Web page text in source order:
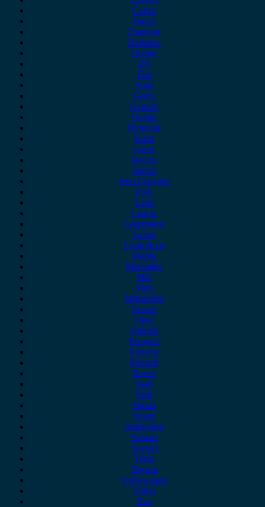
Cupra
Dacia
Daewoo
Daihatsu
Dodge
DS
Fiat
Ford
Geely
Gonow
Honda
Hyundai
Isuzu
iveco
Jaecoo
Jaguar
Jeep Chrysler
KIA
Lada
Lancia
Leapmotor
Lexus
Lynk & co
Mazda
Mercedes
MG
Mini
Mitsubishi
Nissan
Opel
Omoda
Peugeot
Porsche
Renault
Rover
Saab
Seat
Skoda
Smart
ssangyong
Subaru
Suzuki
Tesla
Toyota
Volkswagen
Volvo
Xev